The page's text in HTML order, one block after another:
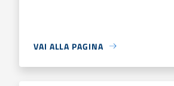
VAI ALLA PAGINA